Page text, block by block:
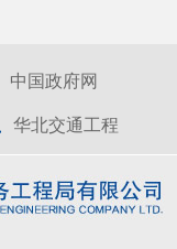
中国政府网
华北交通工程